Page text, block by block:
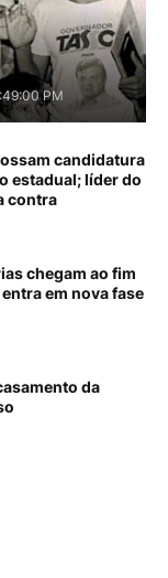
PM
candidatura
estadual; líder do
contra
chegam ao fim
em nova fase
da